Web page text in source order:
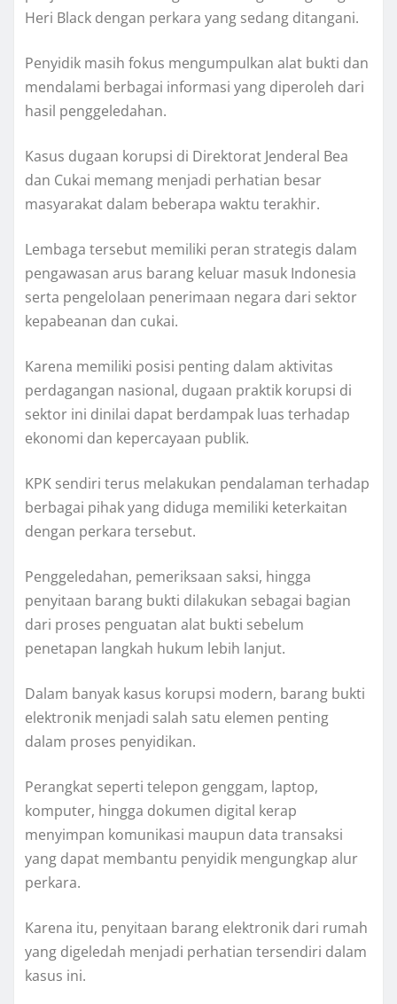
Heri Black dengan perkara yang sedang ditangani.
Penyidik masih fokus mengumpulkan alat bukti dan
mendalami berbagai informasi yang diperoleh dari
hasil penggeledahan.
Kasus dugaan korupsi di Direktorat Jenderal Bea
dan Cukai memang menjadi perhatian besar
masyarakat dalam beberapa waktu terakhir.
Lembaga tersebut memiliki peran strategis dalam
pengawasan arus barang keluar masuk Indonesia
serta pengelolaan penerimaan negara dari sektor
kepabeanan dan cukai.
Karena memiliki posisi penting dalam aktivitas
perdagangan nasional, dugaan praktik korupsi di
sektor ini dinilai dapat berdampak luas terhadap
ekonomi dan kepercayaan publik.
KPK sendiri terus melakukan pendalaman terhadap
berbagai pihak yang diduga memiliki keterkaitan
dengan perkara tersebut.
Penggeledahan, pemeriksaan saksi, hingga
penyitaan barang bukti dilakukan sebagai bagian
dari proses penguatan alat bukti sebelum
penetapan langkah hukum lebih lanjut.
Dalam banyak kasus korupsi modern, barang bukti
elektronik menjadi salah satu elemen penting
dalam proses penyidikan.
Perangkat seperti telepon genggam, laptop,
komputer, hingga dokumen digital kerap
menyimpan komunikasi maupun data transaksi
yang dapat membantu penyidik mengungkap alur
perkara.
Karena itu, penyitaan barang elektronik dari rumah
yang digeledah menjadi perhatian tersendiri dalam
kasus ini.